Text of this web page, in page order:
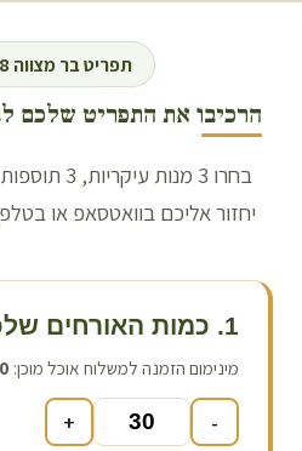
תפריט בר מצווה ₪58 למנה
הרכיבו את התפריט שלכם
יחזור אליכם בוואטסאפ או
1. כמות האורחים שלכם
מינימום הזמנה למשלוח אוכל מוכן:
-
+